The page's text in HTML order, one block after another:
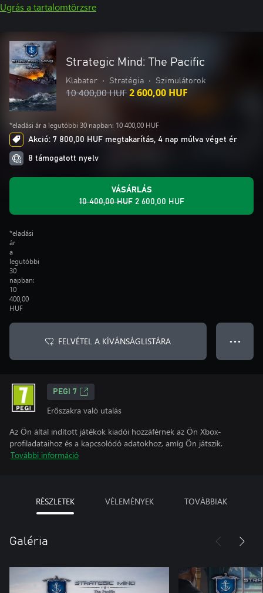
Ugrás a tartalomtörzsre
Strategic Mind: The Pacific
Klabater • Stratégia • Szimulátorok
10 400,00 HUF2 600,00 HUF
*eladási ár a legutóbbi 30 napban: 10 400,00 HUF
Akció: 7 800,00 HUF megtakarítás, 4 nap múlva véget ér
8 támogatott nyelv
VÁSÁRLÁS
10 400,00 HUF 2 600,00 HUF
*eladási
ár
a
legutóbbi
30
napban:
10
400,00
HUF
FELVÉTEL A KÍVÁNSÁGLISTÁRA ● ● ●
PEGI 7
Erőszakra való utalás
Az Ön által indított játékok kiadói hozzáférnek az Ön Xbox-
profiladataihoz és a kapcsolódó adatokhoz, amíg Ön játszik.
További információ
RÉSZLETEK VÉLEMÉNYEK TOVÁBBIAK
Galéria